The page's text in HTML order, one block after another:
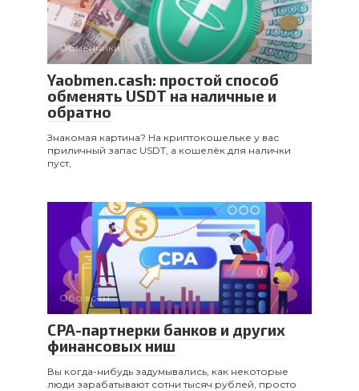
Обменники
Yaobmen.cash: простой способ
обменять USDT на наличные и
обратно
Знакомая картина? На криптокошельке у вас
приличный запас USDT, а кошелёк для налички
пуст,
Обо всем
CPA-партнерки банков и других
финансовых ниш
Вы когда-нибудь задумывались, как некоторые
люди зарабатывают сотни тысяч рублей, просто